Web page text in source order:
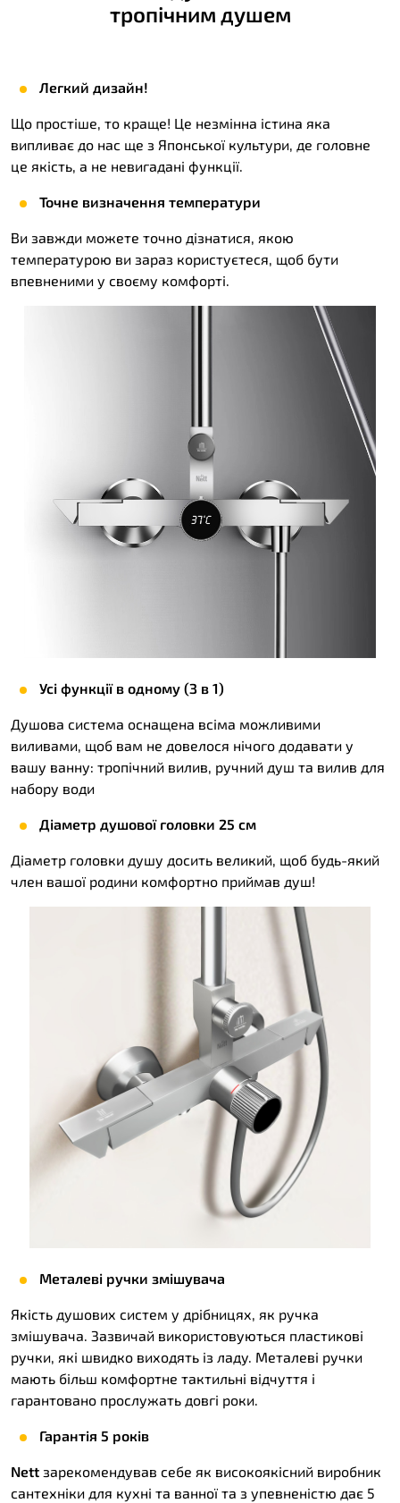
тропічним душем
Легкий дизайн!
Що простіше, то краще! Це незмінна істина яка
випливає до нас ще з Японської культури, де головне
це якість, а не невигадані функції.
Точне визначення температури
Ви завжди можете точно дізнатися, якою
температурою ви зараз користуєтеся, щоб бути
впевненими у своєму комфорті.
Усі функції в одному (З в 1)
Душова система оснащена всіма можливими
виливами, щоб вам не довелося нічого додавати у
вашу ванну: тропічний вилив, ручний душ та вилив для
набору води
Діаметр душової головки 25 см
Діаметр головки душу досить великий, щоб будь-який
член вашої родини комфортно приймав душ!
Металеві ручки змішувача
Якість душових систем у дрібницях, як ручка
змішувача. Зазвичай використовуються пластикові
ручки, які швидко виходять із ладу. Металеві ручки
мають більш комфортне тактильні відчуття і
гарантовано прослужать довгі роки.
Гарантія 5 років
Nett зарекомендував себе як високоякісний виробник
сантехніки для кухні та ванної та з упевненістю дає 5